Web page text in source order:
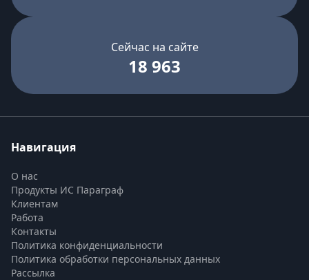
Сейчас на сайте
18 963
Навигация
О нас
Продукты ИС Параграф
Клиентам
Работа
Контакты
Политика конфиденциальности
Политика обработки персональных данных
Рассылка